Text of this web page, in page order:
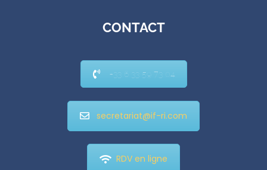
CONTACT
+33 6 33 59 73 04
secretariat@if-ri.com
RDV en ligne